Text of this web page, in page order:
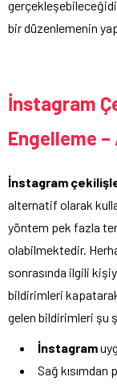
bir düzenlemenin
İnstagram
Engelleme
İnstagram
alternatif olarak
yöntem pek fazla
olabilmektedir.
sonrasında ilgili
bildirimleri
gelen bildirimleri şu
İnstagram
Sağ kısımdan